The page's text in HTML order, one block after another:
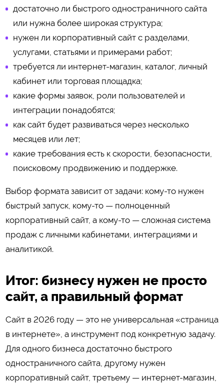
достаточно ли быстрого одностраничного сайта
или нужна более широкая структура;
нужен ли корпоративный сайт с разделами,
услугами, статьями и примерами работ;
требуется ли интернет-магазин, каталог, личный
кабинет или торговая площадка;
какие формы заявок, роли пользователей и
интеграции понадобятся;
как сайт будет развиваться через несколько
месяцев или лет;
какие требования есть к скорости, безопасности,
поисковому продвижению и поддержке.
Выбор формата зависит от задачи: кому-то нужен
быстрый запуск, кому-то — полноценный
корпоративный сайт, а кому-то — сложная система
продаж с личными кабинетами, интеграциями и
аналитикой.
Итог: бизнесу нужен не просто
сайт, а правильный формат
Сайт в 2026 году — это не универсальная «страница
в интернете», а инструмент под конкретную задачу.
Для одного бизнеса достаточно быстрого
одностраничного сайта, другому нужен
корпоративный сайт, третьему — интернет-магазин,